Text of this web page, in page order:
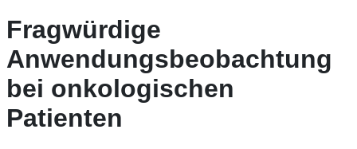
Fragwürdige
Anwendungsbeobachtung
bei onkologischen
Patienten